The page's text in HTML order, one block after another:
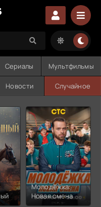
Сериалы Мультфильмы
Новости Случайное
Молодёжка:
Новая смена